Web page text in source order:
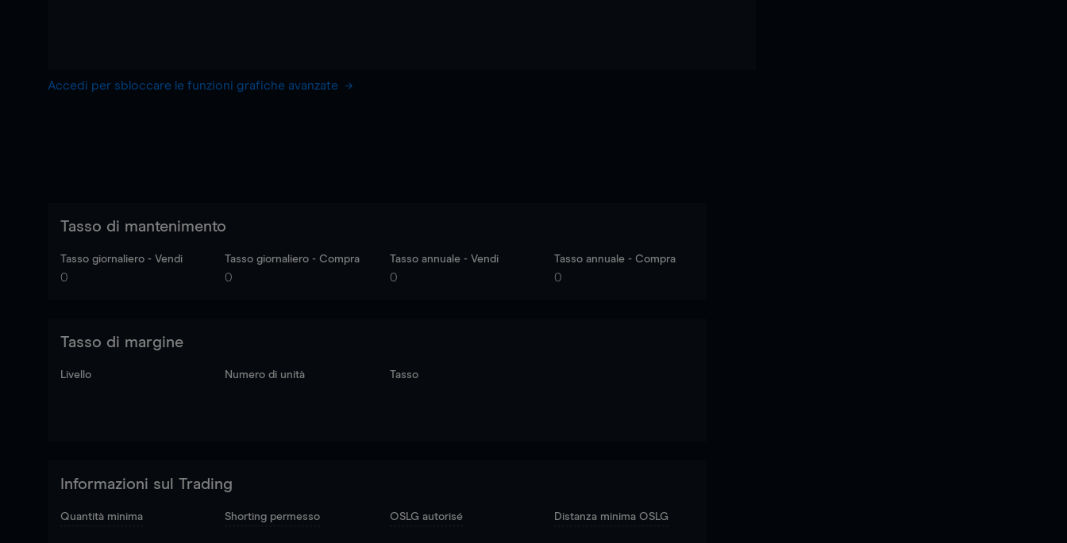
Accedi per sbloccare le funzioni grafiche avanzate
Tasso di mantenimento
Tasso giornaliero - Vendi
0
Tasso giornaliero - Compra
0
Tasso annuale - Vendi
0
Tasso annuale - Compra
0
Tasso di margine
Livello Numero di unità Tasso
Informazioni sul Trading
Quantità minima Shorting permesso OSLG autorisé Distanza minima OSLG